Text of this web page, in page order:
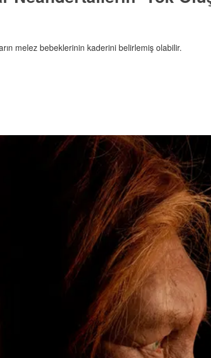
melez bebeklerinin kaderini belirlemiş olabilir.